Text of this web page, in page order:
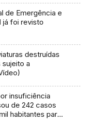
de Emergência e
já foi revisto
destruídas
a
insuficiência
de 242 casos
habitantes para